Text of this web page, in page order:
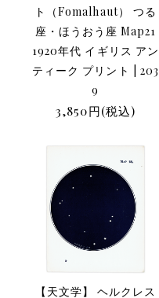
ト（Fomalhaut） つる
座・ほうおう座 Map21
1920年代 イギリス アン
ティーク プリント | 203
9
3,850円(税込)
【天文学】 ヘルクレス